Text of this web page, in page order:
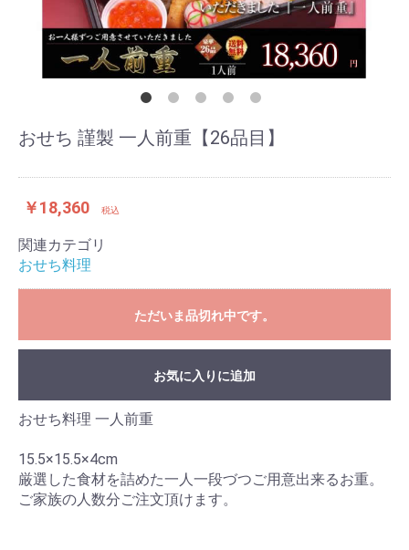
おせち 謹製 一人前重【26品目】
￥18,360 税込
関連カテゴリ
おせち料理
ただいま品切れ中です。
お気に入りに追加
おせち料理 一人前重
15.5×15.5×4cm
厳選した食材を詰めた一人一段づつご用意出来るお重。
ご家族の人数分ご注文頂けます。